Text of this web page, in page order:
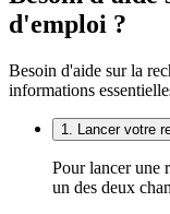
d'emploi ?
Besoin d'aide sur la
informations
1. Lancer votre
Pour lancer une
un des deux